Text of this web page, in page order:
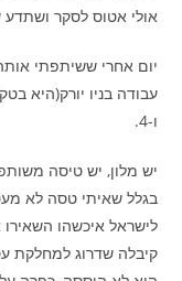
אולי אטוס לסקר ושתדע
יום אחרי ששיתפתי
ו-4.
יש מלון, יש טיסה
בגלל שאיתי טסה לא
לישראל איכשהו